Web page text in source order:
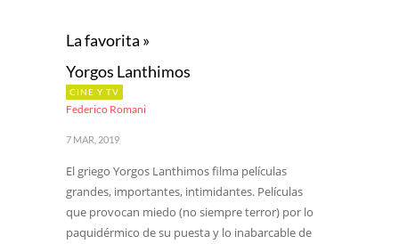
La favorita »
Yorgos Lanthimos
CINE Y TV
Federico Romani
7 MAR, 2019
El griego Yorgos Lanthimos filma películas
grandes, importantes, intimidantes. Películas
que provocan miedo (no siempre terror) por lo
paquidérmico de su puesta y lo inabarcable de